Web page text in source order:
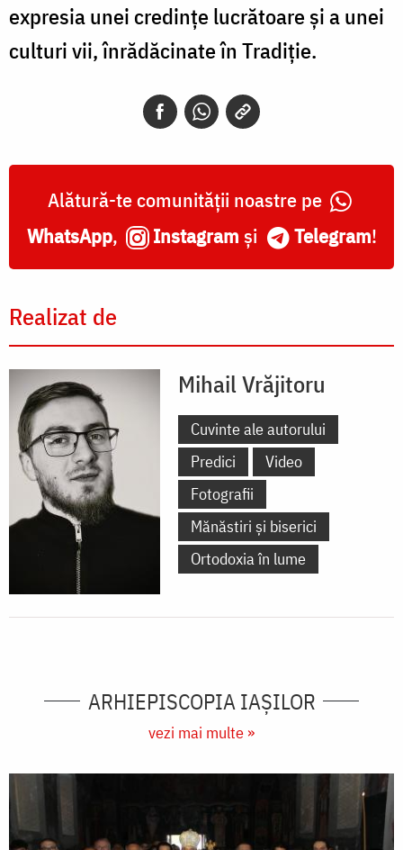
expresia unei credințe lucrătoare și a unei
culturi vii, înrădăcinate în Tradiție.
Alătură-te comunității noastre pe
WhatsApp, Instagram și Telegram!
Realizat de
Mihail Vrăjitoru
Cuvinte ale autorului
Predici
Video
Fotografii
Mănăstiri și biserici
Ortodoxia în lume
ARHIEPISCOPIA IAŞILOR
vezi mai multe »